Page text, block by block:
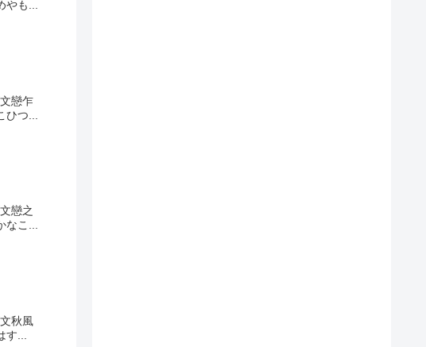
も...
戀乍
つ...
戀之
なこ...
秋風
...